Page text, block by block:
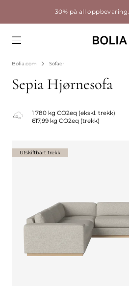
30% på all oppbevaring.
Bolia.com Sofaer
Sepia Hjørnesofa
1 780 kg CO2eq (ekskl. trekk)
617,99 kg CO2eq (trekk)
Utskiftbart trekk